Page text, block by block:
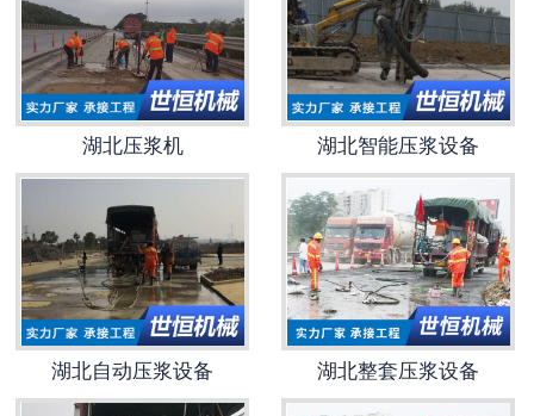
湖北高速搅拌设备
湖北公路钻孔设备
湖北压浆机 湖北智能压浆设备
湖北自动压浆设备 湖北整套压浆设备